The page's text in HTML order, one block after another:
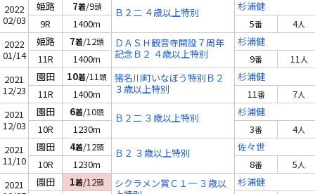
2022
02/03
姫路 7着/9頭 Ｂ２二 ４歳以上特別
杉浦健
9R
1400m 5番 4人
2022
01/14
姫路 7着/12頭
ＤＡＳＨ観音寺開設７周年
記念Ｂ２ ４歳以上特別
杉浦健
11R
1400m 9番 11人
2021
12/23
園田 10着/11頭
猪名川町いなぼう特別Ｂ２
３歳以上特別
杉浦健
11R
1400m 11番 7人
2021
12/03
園田 6着/10頭 Ｂ２二 ３歳以上特別
杉浦健
10R
1230m 3番 4人
2021
11/10
園田 4着/12頭 Ｂ２ ３歳以上特別
佐々世
10R
1230m 8番 5人
2021
園田 1着/12頭
シクラメン賞Ｃ１一 ３歳以
杉浦健